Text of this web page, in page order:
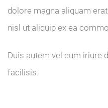
dolore magna aliquam
nisl ut aliquip ex ea
Duis autem vel eum iriure
facilisis.